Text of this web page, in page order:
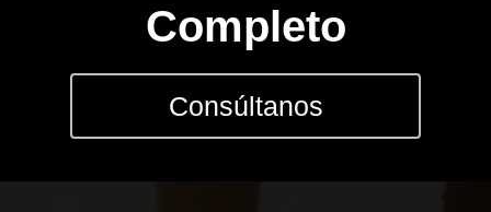
Completo
Consúltanos